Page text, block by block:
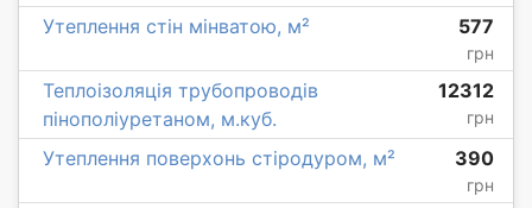
Утеплення стін мінватою, м² 577
грн
Теплоізоляція трубопроводів
пінополіуретаном, м.куб.
12312
грн
Утеплення поверхонь стіродуром, м² 390
грн